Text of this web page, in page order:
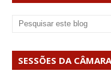
SESSÕES DA